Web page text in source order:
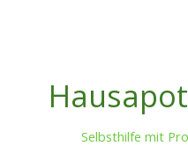
Selbsthilfe mit